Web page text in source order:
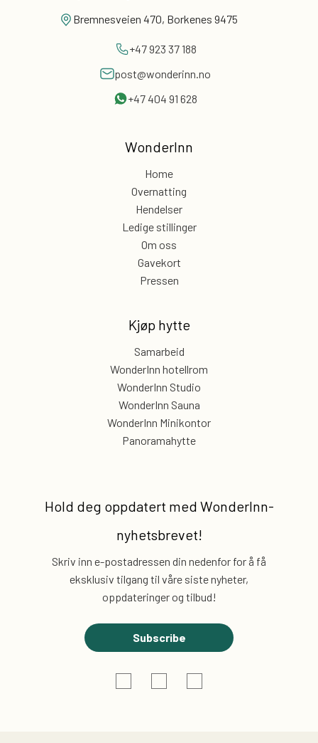
Bremnesveien 470, Borkenes 9475
+47 923 37 188
post@wonderinn.no
+47 404 91 628
WonderInn
Home
Overnatting
Hendelser
Ledige stillinger
Om oss
Gavekort
Pressen
Kjøp hytte
Samarbeid
WonderInn hotellrom
WonderInn Studio
WonderInn Sauna
WonderInn Minikontor
Panoramahytte
Hold deg oppdatert med WonderInn-
nyhetsbrevet!
Skriv inn e-postadressen din nedenfor for å få
eksklusiv tilgang til våre siste nyheter,
oppdateringer og tilbud!
Subscribe